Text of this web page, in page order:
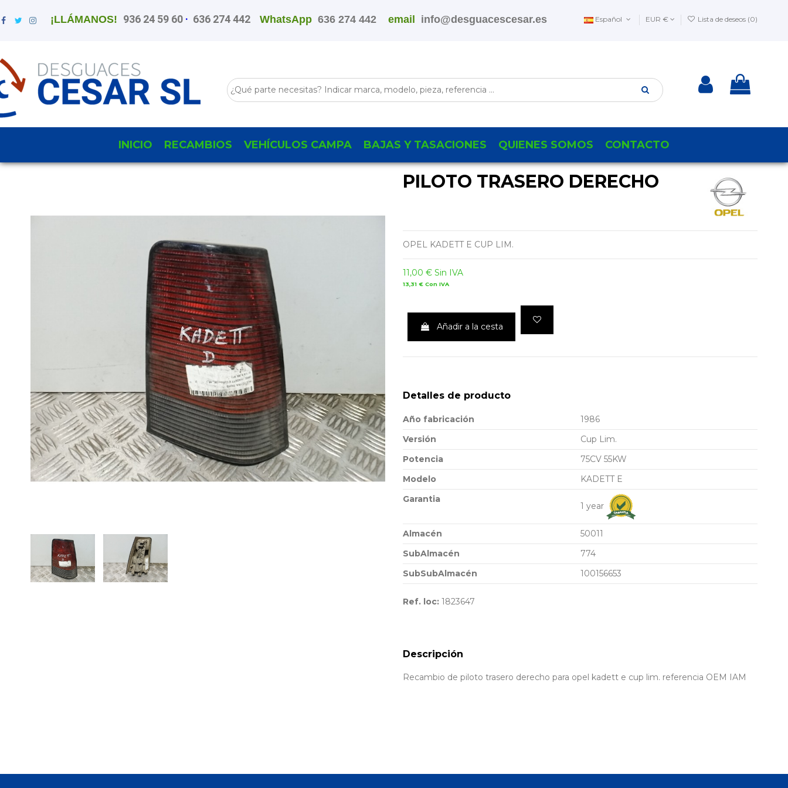
¡LLÁMANOS! 936 24 59 60 · 636 274 442 WhatsApp636 274 442 email info@desguacescesar.es Español EUR € Lista de deseos (0)
INICIO RECAMBIOS VEHÍCULOS CAMPA BAJAS Y TASACIONES QUIENES SOMOS CONTACTO
PILOTO TRASERO DERECHO
OPEL KADETT E CUP LIM.
11,00 € Sin IVA
13,31 € Con IVA
Añadir a la cesta
Detalles de producto
Año fabricación
1986
Versión
Cup Lim.
Potencia
75CV 55KW
Modelo
KADETT E
Garantia
1 year
Almacén
50011
SubAlmacén
774
SubSubAlmacén
100156653
Ref. loc: 1823647
Descripción
Recambio de piloto trasero derecho para opel kadett e cup lim. referencia OEM IAM